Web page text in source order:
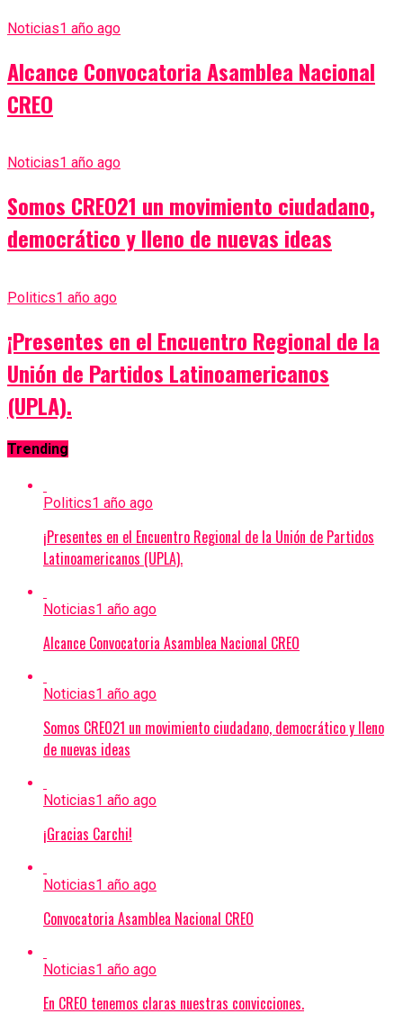
Noticias1 año ago
Alcance Convocatoria Asamblea Nacional
CREO
Noticias1 año ago
Somos CREO21 un movimiento ciudadano,
democrático y lleno de nuevas ideas
Politics1 año ago
¡Presentes en el Encuentro Regional de la
Unión de Partidos Latinoamericanos
(UPLA).
Trending
Politics1 año ago
¡Presentes en el Encuentro Regional de la Unión de Partidos
Latinoamericanos (UPLA).
Noticias1 año ago
Alcance Convocatoria Asamblea Nacional CREO
Noticias1 año ago
Somos CREO21 un movimiento ciudadano, democrático y lleno
de nuevas ideas
Noticias1 año ago
¡Gracias Carchi!
Noticias1 año ago
Convocatoria Asamblea Nacional CREO
Noticias1 año ago
En CREO tenemos claras nuestras convicciones.